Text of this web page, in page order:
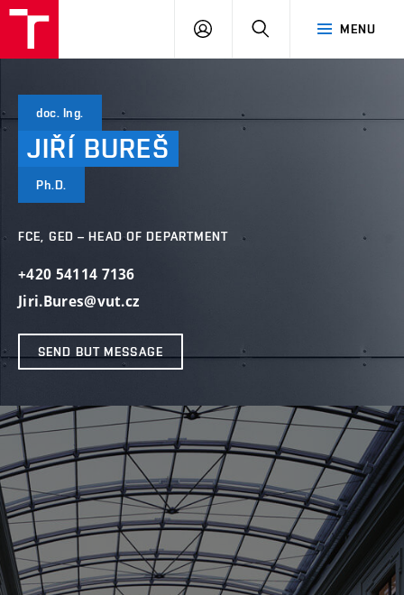
MENU
LOG
SEARCH
doc. Ing.
JIŘÍ BUREŠ
Ph.D.
FCE, GED – HEAD OF DEPARTMENT
+420 54114 7136
Jiri.Bures@vut.cz
SEND BUT MESSAGE